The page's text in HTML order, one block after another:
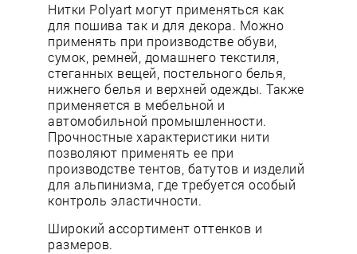
Нитки Polyart могут применяться как
для пошива так и для декора. Можно
применять при производстве обуви,
сумок, ремней, домашнего текстиля,
стеганных вещей, постельного белья,
нижнего белья и верхней одежды. Также
применяется в мебельной и
автомобильной промышленности.
Прочностные характеристики нити
позволяют применять ее при
производстве тентов, батутов и изделий
для альпинизма, где требуется особый
контроль эластичности.
Широкий ассортимент оттенков и
размеров.